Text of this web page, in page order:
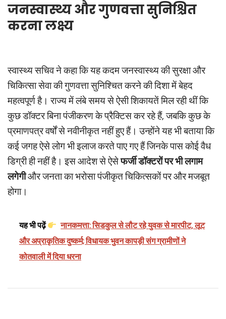
जनस्वास्थ्य और गुणवत्ता सुनिश्चित
करना लक्ष्य
स्वास्थ्य सचिव ने कहा कि यह कदम जनस्वास्थ्य की सुरक्षा और
चिकित्सा सेवा की गुणवत्ता सुनिश्चित करने की दिशा में बेहद
महत्वपूर्ण है। राज्य में लंबे समय से ऐसी शिकायतें मिल रही थीं कि
कुछ डॉक्टर बिना पंजीकरण के प्रैक्टिस कर रहे हैं, जबकि कुछ के
प्रमाणपत्र वर्षों से नवीनीकृत नहीं हुए हैं। उन्होंने यह भी बताया कि
कई जगह ऐसे लोग भी इलाज करते पाए गए हैं जिनके पास कोई वैध
डिग्री ही नहीं है। इस आदेश से ऐसेफर्जी डॉक्टरों पर भी लगाम
लगेगीऔर जनता का भरोसा पंजीकृत चिकित्सकों पर और मजबूत
होगा।
यह भी पढ़ें
नानकमत्ता: सिडकुल से लौट रहे युवक से मारपीट, लूट
और अप्राकृतिक दुष्कर्म; विधायक भुवन कापड़ी संग ग्रामीणों ने
कोतवाली में दिया धरना